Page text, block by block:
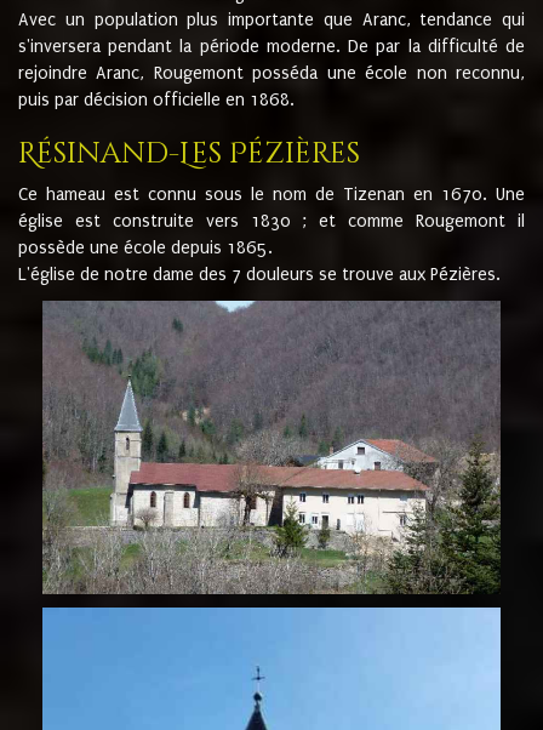
Avec un population plus importante que Aranc, tendance qui
s'inversera pendant la période moderne. De par la difficulté de
rejoindre Aranc, Rougemont posséda une école non reconnu,
puis par décision officielle en 1868.
Résinand-Les Pézières
Ce hameau est connu sous le nom de Tizenan en 1670. Une
église est construite vers 1830 ; et comme Rougemont il
possède une école depuis 1865.
L'église de notre dame des 7 douleurs se trouve aux Pézières.